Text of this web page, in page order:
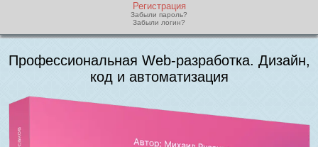
Регистрация
Забыли пароль?
Забыли логин?
Профессиональная Web-разработка. Дизайн,
код и автоматизация